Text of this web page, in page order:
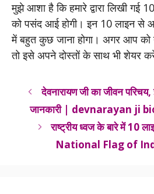
मुझे आशा है कि हमारे द्वारा लिखी गई
को पसंद आई होगी। इन 10 लाइन से
में बहुत कुछ जाना होगा। अगर आप
तो इसे अपने दोस्तों के साथ भी शेयर
देवनारायण जी का जीवन
जानकारी | devnarayan ji
राष्ट्रीय ध्वज के बारे में 10
National Flag of